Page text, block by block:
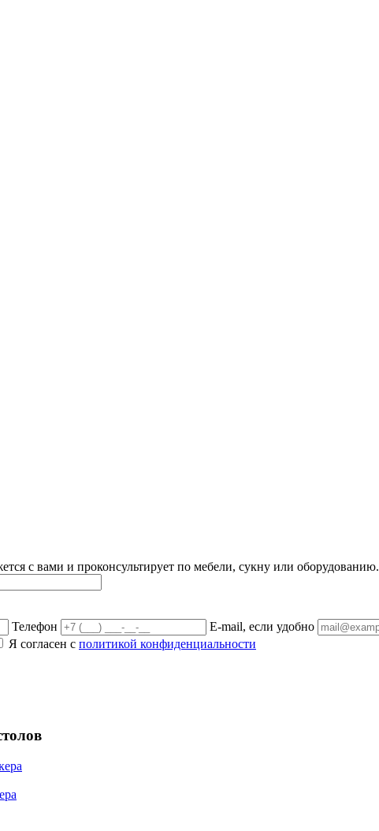
с вами и проконсультирует по мебели, сукну или оборудованию.
Телефон E-mail, если удобно
Я согласен с политикой конфиденциальности